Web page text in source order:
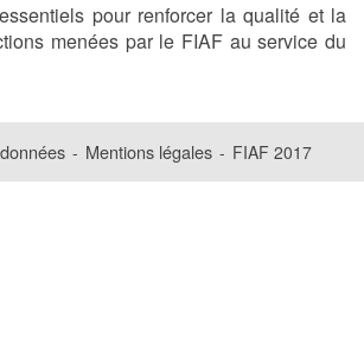
pour renforcer la qualité et la
menées par le FIAF au service du
- Mentions légales - FIAF 2017